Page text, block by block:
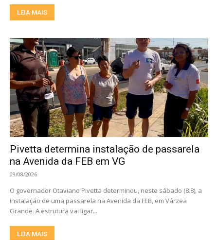
LEIA MAIS
Pivetta determina instalação de passarela
na Avenida da FEB em VG
09/08/2026
O governador Otaviano Pivetta determinou, neste sábado (8.8), a
instalação de uma passarela na Avenida da FEB, em Várzea
Grande. A estrutura vai ligar...
LEIA MAIS